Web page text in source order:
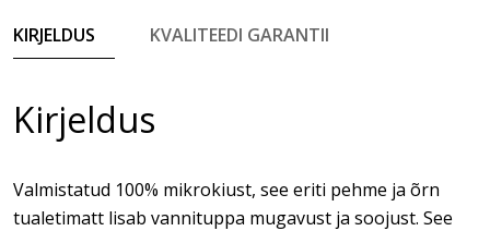
KIRJELDUS KVALITEEDI GARANTII
Kirjeldus
Valmistatud 100% mikrokiust, see eriti pehme ja õrn
tualetimatt lisab vannituppa mugavust ja soojust. See